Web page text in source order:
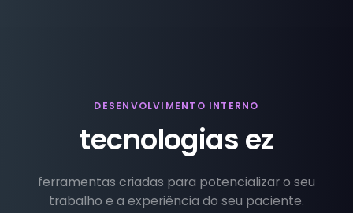
DESENVOLVIMENTO INTERNO
tecnologias ez
ferramentas criadas para potencializar o seu
trabalho e a experiência do seu paciente.